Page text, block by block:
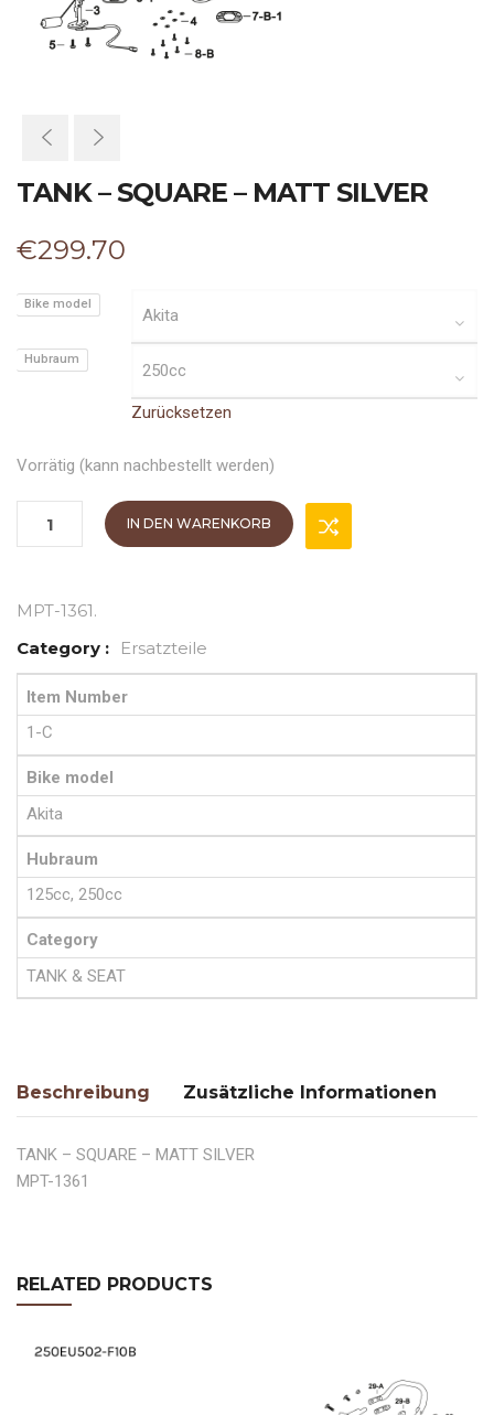
TANK – SQUARE – MATT SILVER
€299.70
Bike model
Hubraum
Zurücksetzen
Vorrätig (kann nachbestellt werden)
IN DEN WARENKORB
MPT-1361.
Category :
Ersatzteile
Item Number
1-C
Bike model
Akita
Hubraum
125cc, 250cc
Category
TANK & SEAT
Beschreibung Zusätzliche Informationen
TANK – SQUARE – MATT SILVER
MPT-1361
RELATED PRODUCTS